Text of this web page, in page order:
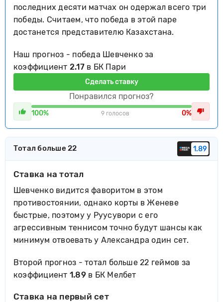
последних десяти матчах он одержал всего три
победы. Считаем, что победа в этой паре
достанется представителю Казахстана.
Наш прогноз - победа Шевченко за
коэффициент 2.17в БК Пари
Сделать ставку
Понравился прогноз?
100% 9 голосов 0%
Тотал больше 22 1.89
Ставка на тотал
Шевченко видится фаворитом в этом
противостоянии, однако корты в Женеве
быстрые, поэтому у Руусувори с его
агрессивным теннисом точно будут шансы как
минимум отвоевать у Александра один сет.
Второй прогноз - тотал больше 22 геймов за
коэффициент 1.89в БК Мелбет
Ставка на первый сет